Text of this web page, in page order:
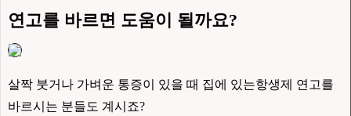
연고를 바르면 도움이 될까요?
살짝 붓거나 가벼운 통증이 있을 때 집에 있는항생제 연고를
바르시는 분들도 계시죠?